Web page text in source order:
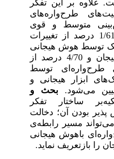
علاوه بر این تفکر
طرح‌واره‌های
متوسط و قوی
می‌باشند. همچنین 1/61 درصد از تغییرات
توسط هوش هیجانی
و سبک‌های ابزار هیجان و 4/70 درصد از
طرح‌واره‌ای توسط
ابزار هیجانی و
می‌شود.
بحث و
ساختار تفکر
بودن آن؛ دخالت
مسیر رابطه­‌ی
باهوش هیجانی
را بازتعریف نماید.